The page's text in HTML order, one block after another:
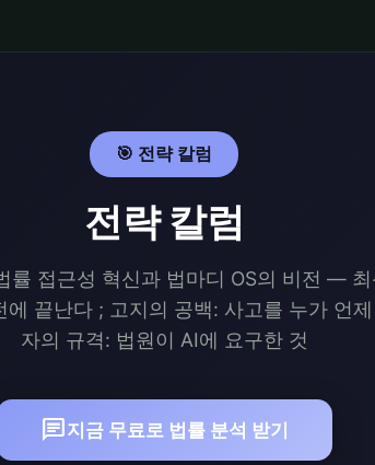
🎯 전략 칼럼
전략 칼럼
률 접근성 혁신과 법마디 OS의 비전 —
에 끝난다 ; 고지의 공백: 사고를 누가 언
자의 규격: 법원이 AI에 요구한 것
chat지금 무료로 법률 분석 받기